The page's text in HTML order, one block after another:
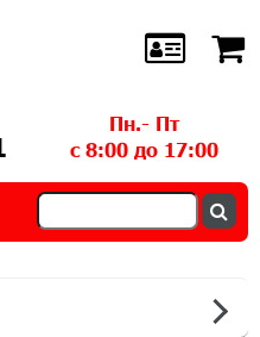
Пн.- Пт
с 8:00 до 17:00